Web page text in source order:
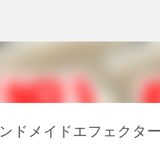
ドメイドエフェクタ